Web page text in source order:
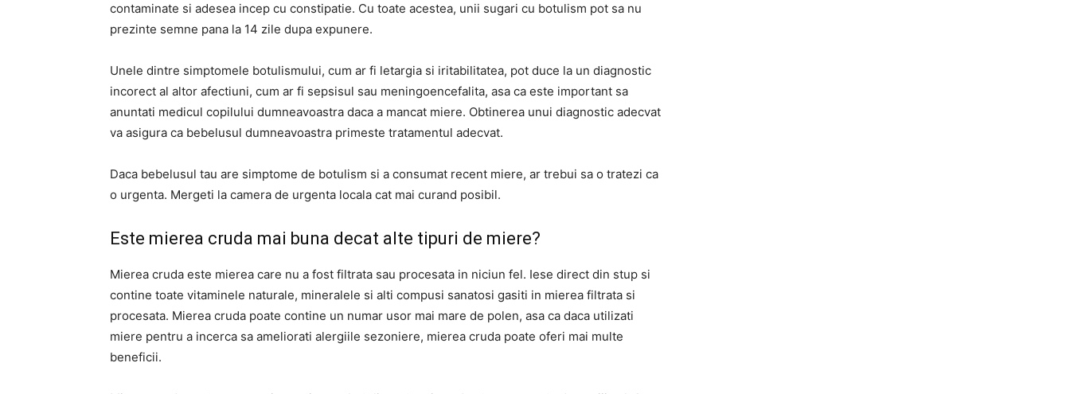
contaminate si adesea incep cu constipatie. Cu toate acestea, unii sugari cu botulism pot sa nu
prezinte semne pana la 14 zile dupa expunere.
Unele dintre simptomele botulismului, cum ar fi letargia si iritabilitatea, pot duce la un diagnostic
incorect al altor afectiuni, cum ar fi sepsisul sau meningoencefalita, asa ca este important sa
anuntati medicul copilului dumneavoastra daca a mancat miere. Obtinerea unui diagnostic adecvat
va asigura ca bebelusul dumneavoastra primeste tratamentul adecvat.
Daca bebelusul tau are simptome de botulism si a consumat recent miere, ar trebui sa o tratezi ca
o urgenta. Mergeti la camera de urgenta locala cat mai curand posibil.
Este mierea cruda mai buna decat alte tipuri de miere?
Mierea cruda este mierea care nu a fost filtrata sau procesata in niciun fel. Iese direct din stup si
contine toate vitaminele naturale, mineralele si alti compusi sanatosi gasiti in mierea filtrata si
procesata. Mierea cruda poate contine un numar usor mai mare de polen, asa ca daca utilizati
miere pentru a incerca sa ameliorati alergiile sezoniere, mierea cruda poate oferi mai multe
beneficii.